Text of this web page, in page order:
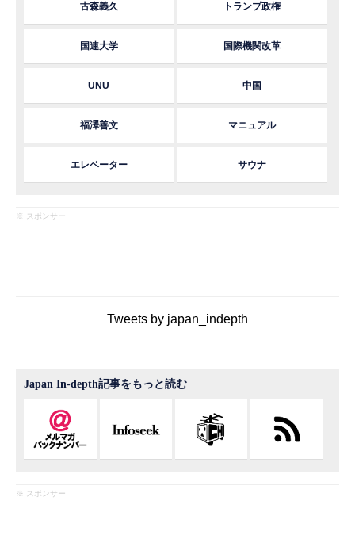
古森義久 トランプ政権
国連大学 国際機関改革
UNU 中国
福澤善文 マニュアル
エレベーター サウナ
※ スポンサー
Tweets by japan_indepth
Japan In-depth記事をもっと読む
※ スポンサー